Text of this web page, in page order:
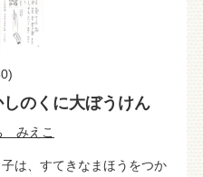
のくに大ぼうけん
みえこ
は、すてきなまほうをつか